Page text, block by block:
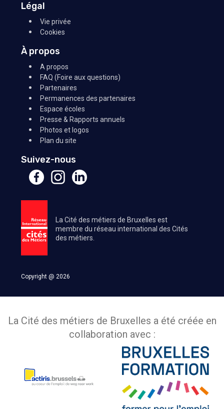
Légal
Vie privée
Cookies
À propos
A propos
FAQ (Foire aux questions)
Partenaires
Permanences des partenaires
Espace écoles
Presse & Rapports annuels
Photos et logos
Plan du site
Suivez-nous
La Cité des métiers de Bruxelles est
membre du réseau international des Cités
des métiers.
Copyright @ 2026
La Cité des métiers de Bruxelles a été créée en
collaboration avec :